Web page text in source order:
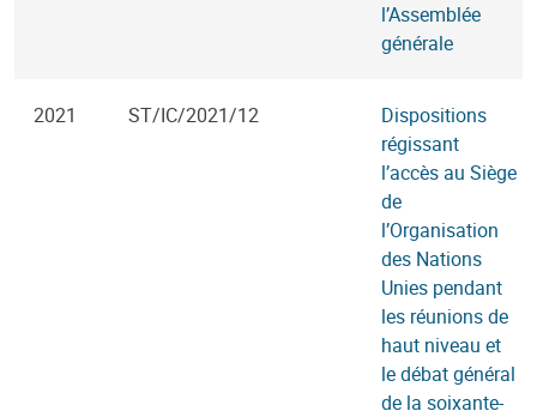
l’Assemblée
générale
2021 ST/IC/2021/12
Dispositions
régissant
l’accès au Siège
de
l’Organisation
des Nations
Unies pendant
les réunions de
haut niveau et
le débat général
de la soixante-